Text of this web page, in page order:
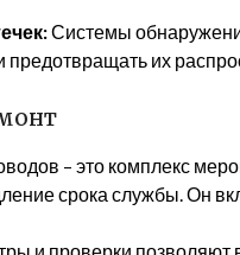
Системы
предотвращать их
– это комплекс
срока службы. Он